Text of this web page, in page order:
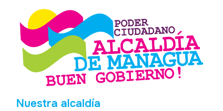
Nuestra alcaldía